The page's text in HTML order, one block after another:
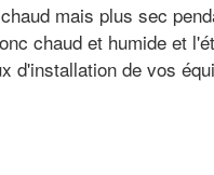
mais plus sec
chaud et humide et
de vos